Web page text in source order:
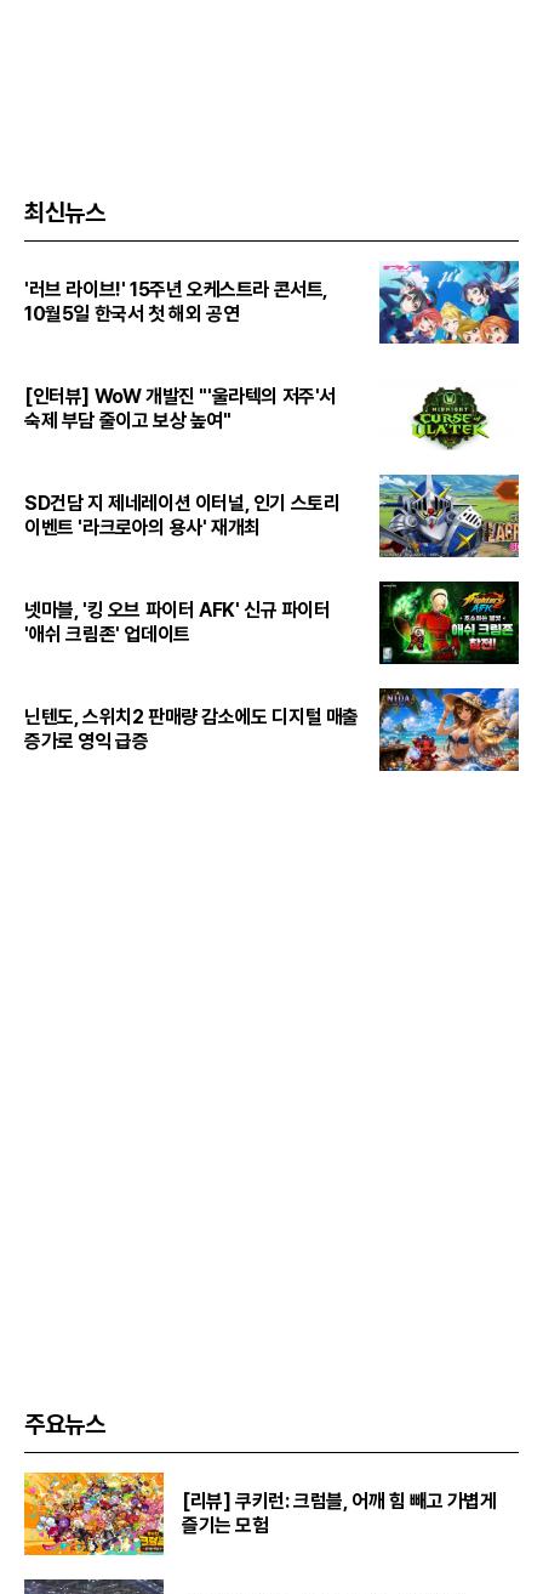
최신뉴스
'러브 라이브!' 15주년 오케스트라 콘서트,
10월5일 한국서 첫 해외 공연
[인터뷰] WoW 개발진 "'울라텍의 저주'서
숙제 부담 줄이고 보상 높여"
SD건담 지 제네레이션 이터널, 인기 스토리
이벤트 '라크로아의 용사' 재개최
넷마블, '킹 오브 파이터 AFK' 신규 파이터
'애쉬 크림존' 업데이트
닌텐도, 스위치2 판매량 감소에도 디지털 매출
증가로 영익 급증
주요뉴스
[리뷰] 쿠키런: 크럼블, 어깨 힘 빼고 가볍게
즐기는 모험